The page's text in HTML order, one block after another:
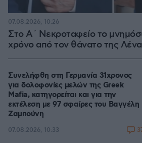
Στο Α΄ Νεκροταφείο το
χρόνο από τον θάνατο της
07.08.2026, 10:26
Συνελήφθη στη Γερμανία 31χρονος
για δολοφονίες μελών της Greek
Mafia, κατηγορείται και για την
εκτέλεση με 97 σφαίρες του Βαγγέλη
Ζαμπούνη
07.08.2026, 10:33